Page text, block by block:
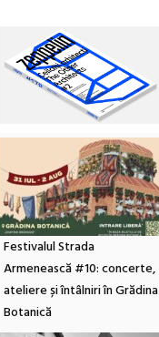
Festivalul Strada
Armenească #10: concerte,
ateliere și întâlniri în Grădina
Botanică